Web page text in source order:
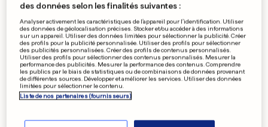
des données selon les finalités suivantes :
Analyser activement les caractéristiques de l’appareil pour l’identification. Utiliser
des données de géolocalisation précises. Stocker et/ou accéder à des informations
sur un appareil. Utiliser des données limitées pour sélectionner la publicité. Créer
des profils pour la publicité personnalisée. Utiliser des profils pour sélectionner
des publicités personnalisées. Créer des profils de contenus personnalisés.
Utiliser des profils pour sélectionner des contenus personnalisés. Mesurer la
performance des publicités. Mesurer la performance des contenus. Comprendre
les publics par le biais de statistiques ou de combinaisons de données provenant
de différentes sources. Développer et améliorer les services. Utiliser des données
limitées pour sélectionner le contenu.
Liste de nos partenaires (fournisseurs)